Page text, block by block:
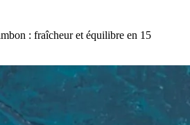
: fraîcheur et équilibre en 15